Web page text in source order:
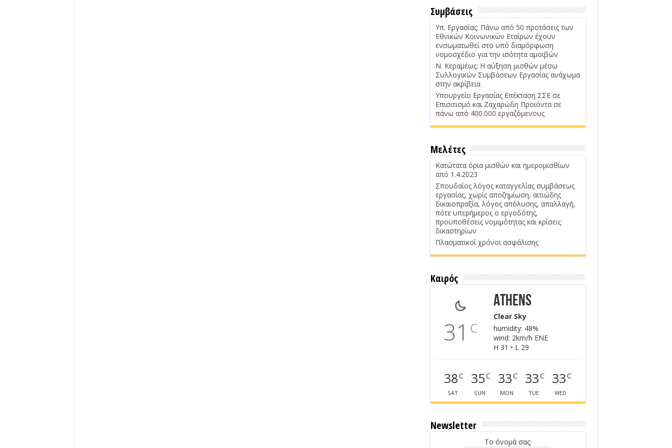
Συμβάσεις
Υπ. Εργασίας: Πάνω από 50 προτάσεις των
Εθνικών Κοινωνικών Εταίρων έχουν
ενσωματωθεί στο υπό διαμόρφωση
νομοσχέδιο για την ισότητα αμοιβών
Ν. Κεραμέως: Η αύξηση μισθών μέσω
Συλλογικών Συμβάσεων Εργασίας ανάχωμα
στην ακρίβεια
Υπουργείο Εργασίας Επέκταση ΣΣΕ σε
Επισιτισμό και Ζαχαρώδη Προϊόντα σε
πάνω από 400.000 εργαζόμενους
Μελέτες
Κατώτατα όρια μισθών και ημερομισθίων
από 1.4.2023
Σπουδαίος λόγος καταγγελίας συμβάσεως
εργασίας, χωρίς αποζημίωση, αιτιώδης
δικαιοπραξία, λόγος απόλυσης, απαλλαγή,
πότε υπερήμερος ο εργοδότης,
προϋποθέσεις νομιμότητας και κρίσεις
δικαστηρίων
Πλασματικοί χρόνοι ασφάλισης
Καιρός
31 C
Athens
Clear Sky
humidity: 48%
wind: 2km/h ENE
H 31 • L 29
38C
SAT
35C
SUN
33C
MON
33C
TUE
33C
WED
Newsletter
Το όνομά σας: